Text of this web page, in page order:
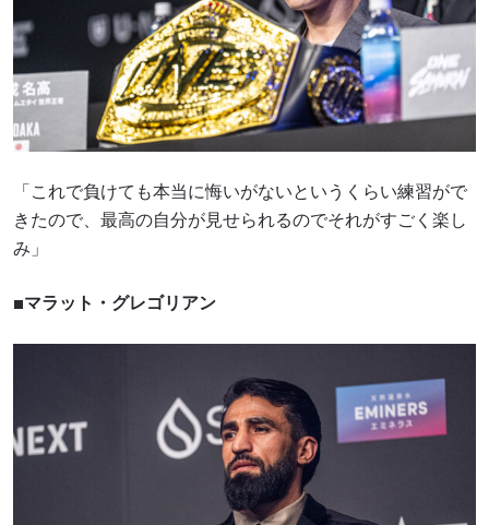
「これで負けても本当に悔いがないというくらい練習がで
きたので、最高の自分が見せられるのでそれがすごく楽し
み」
■マラット・グレゴリアン
最新情報をゲット
ONEチャンピオンシップとどこでも一緒！ 最新ニ
ュース、特別オファー、ライブイベントの最高の
席をゲットするため今すぐ登録を！